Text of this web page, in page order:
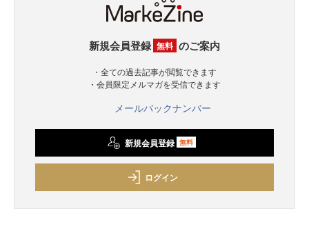
新規会員登録 無料 のご案内
・全ての過去記事が閲覧できます
・会員限定メルマガを受信できます
メールバックナンバー
新規会員登録 無料
ログイン